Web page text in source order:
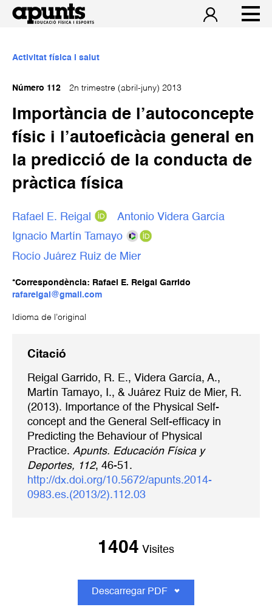
Activitat física i salut
Número 112 2n trimestre (abril-juny) 2013
Importància de l’autoconcepte
físic i l’autoeficàcia general en
la predicció de la conducta de
pràctica física
Rafael E. Reigal
Antonio Videra García
Ignacio Martín Tamayo
Rocío Juárez Ruiz de Mier
*Correspondència: Rafael E. Reigal Garrido
rafareigal@gmail.com
Idioma de l’original
Citació
Reigal Garrido, R. E., Videra García, A.,
Martín Tamayo, I., & Juárez Ruiz de Mier, R.
(2013). Importance of the Physical Self-
concept and the General Self-efficacy in
Predicting the Behaviour of Physical
Practice. Apunts. Educación Física y
Deportes, 112, 46-51.
http://dx.doi.org/10.5672/apunts.2014-
0983.es.(2013/2).112.03
1404 Visites
Descarregar PDF